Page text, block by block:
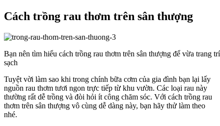
Cách trồng rau thơm trên sân thượng
Bạn nên tìm hiểu cách trồng rau thơm trên sân thượng để vừa trang
sạch
Tuyệt vời làm sao khi trong chính bữa cơm của gia đình bạn lại lấy
nguồn rau thơm tươi ngon trực tiếp từ khu vườn. Các loại rau này
thường rất dễ trồng và đòi hỏi ít công chăm sóc. Với cách trồng rau
thơm trên sân thượng vô cùng dễ dàng này, bạn hãy thử làm theo
nhé.